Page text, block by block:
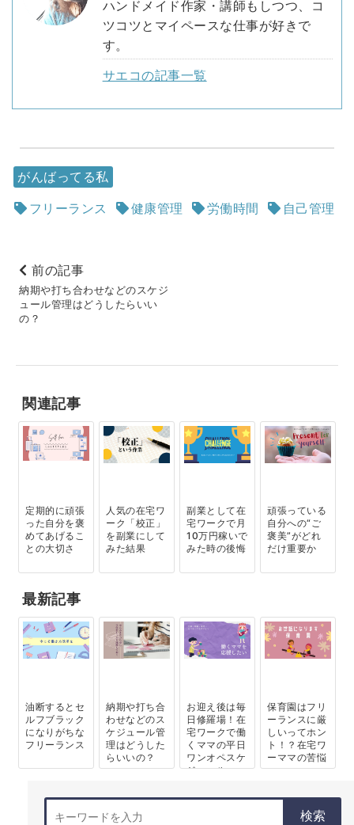
ハンドメイド作家・講師もしつつ、コ
ツコツとマイペースな仕事が好きで
す。
サエコの記事一覧
がんばってる私
フリーランス
健康管理 労働時間 自己管理
前の記事
納期や打ち合わせなどのスケジ
ュール管理はどうしたらいい
の？
関連記事
定期的に頑張
った自分を褒
めてあげるこ
との大切さ
人気の在宅ワ
ーク「校正」
を副業にして
みた結果
副業として在
宅ワークで月
10万円稼いで
みた時の後悔
頑張っている
自分への“ご
褒美”がどれ
だけ重要か
最新記事
油断するとセ
ルフブラック
になりがちな
フリーランス
納期や打ち合
わせなどのス
ケジュール管
理はどうした
らいいの？
お迎え後は毎
日修羅場！在
宅ワークで働
くママの平日
ワンオペスケ
ジュール
保育園はフリ
ーランスに厳
しいってホン
ト！？在宅ワ
ーママの苦悩
検索